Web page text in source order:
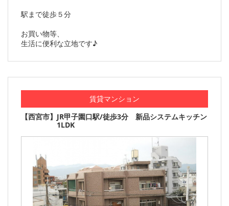
駅まで徒歩５分
お買い物等、
生活に便利な立地です♪
賃貸マンション
【西宮市】JR甲子園口駅/徒歩3分 新品システムキッチン
1LDK